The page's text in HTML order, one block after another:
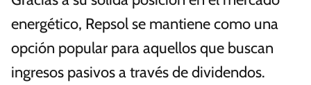
energético, Repsol se mantiene como una
opción popular para aquellos que buscan
ingresos pasivos a través de dividendos.